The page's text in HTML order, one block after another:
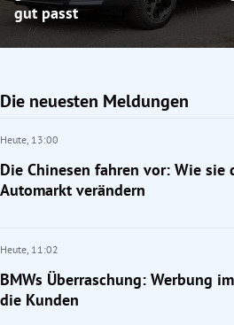
gut passt
Die neuesten Meldungen
Heute, 13:00
Die Chinesen fahren vor: Wie sie
Automarkt verändern
Heute, 11:02
BMWs Überraschung: Werbung
die Kunden